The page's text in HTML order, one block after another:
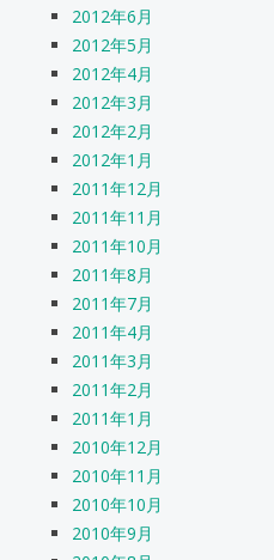
2012年6月
2012年5月
2012年4月
2012年3月
2012年2月
2012年1月
2011年12月
2011年11月
2011年10月
2011年8月
2011年7月
2011年4月
2011年3月
2011年2月
2011年1月
2010年12月
2010年11月
2010年10月
2010年9月